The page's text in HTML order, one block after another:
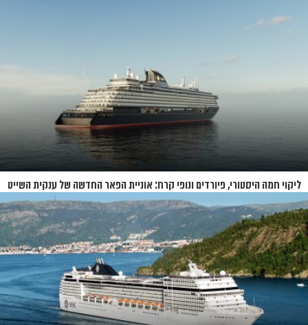
ליקוי חמה היסטורי, פיורדים ונופי קרח: אוניית הפאר החדשה של ענקית השייט
תושק בקיץ 2026